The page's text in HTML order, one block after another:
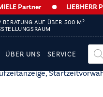
Partner LIEBHERR
BERATUNG AUF ÜBER 500 M2
ÜBER UNS SERVICE